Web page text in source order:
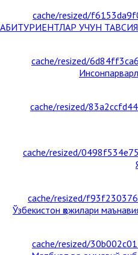
АБИТУРИЕНТЛАР УЧУН
Ўзбекистон ҳожилари